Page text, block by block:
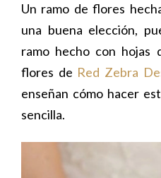
Un ramo de flores
una buena elección,
ramo hecho con hojas
flores de Red Zebra
enseñan cómo hacer
sencilla.